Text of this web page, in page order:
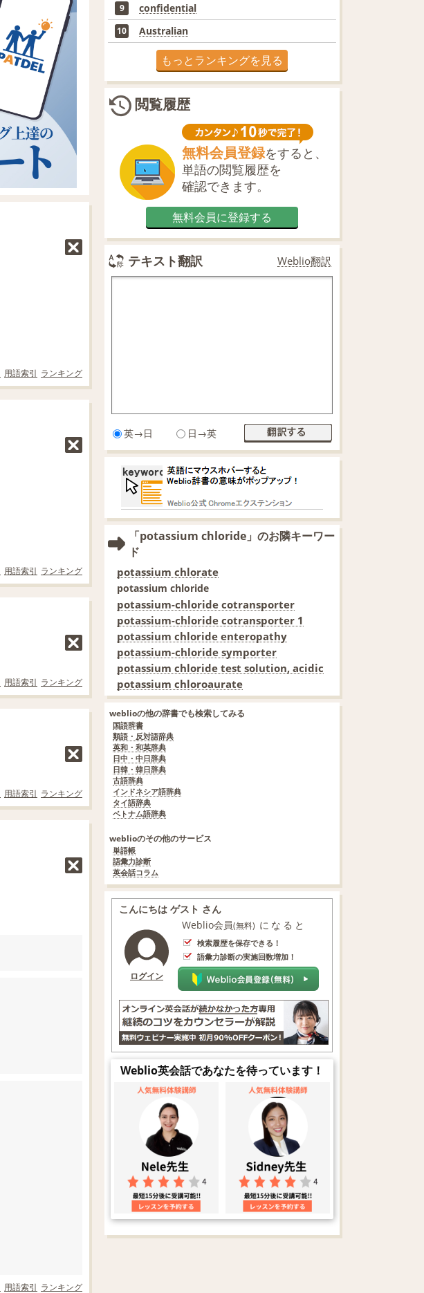
用語索引 ランキング
用語索引 ランキング
用語索引 ランキング
用語索引 ランキング
用語索引 ランキング
9 confidential
10 Australian
もっとランキングを見る
閲覧履歴
無料会員登録をすると、
単語の閲覧履歴を
確認できます。
無料会員に登録する
テキスト翻訳 Weblio翻訳
英→日 日→英
「potassium chloride」のお隣キーワー
ド
potassium chlorate
potassium chloride
potassium-chloride cotransporter
potassium-chloride cotransporter 1
potassium chloride enteropathy
potassium-chloride symporter
potassium chloride test solution, acidic
potassium chloroaurate
weblioの他の辞書でも検索してみる
国語辞書
類語・反対語辞典
英和・和英辞典
日中・中日辞典
日韓・韓日辞典
古語辞典
インドネシア語辞典
タイ語辞典
ベトナム語辞典
weblioのその他のサービス
単語帳
語彙力診断
英会話コラム
こんにちは ゲスト さん
ログイン
Weblio会員(無料) になると
検索履歴を保存できる！
語彙力診断の実施回数増加！
Weblio英会話であなたを待っています！